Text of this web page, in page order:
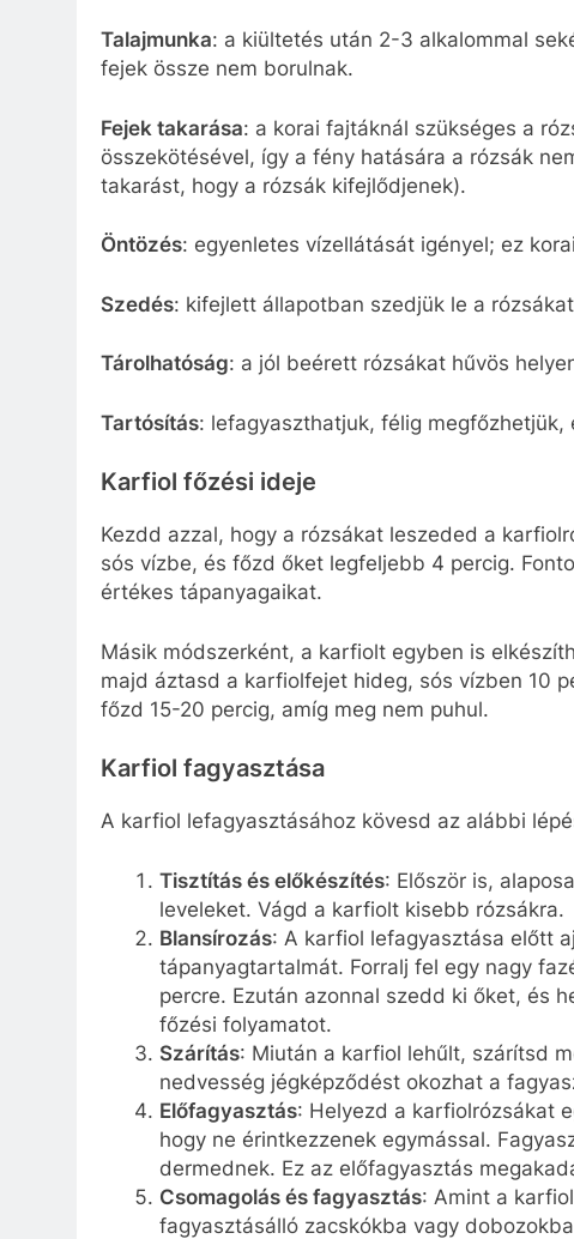
Talajmunka: a kiültetés után 2-3 alkalommal
fejek össze nem borulnak.
Fejek takarása: a korai fajtáknál szükséges a
összekötésével, így a fény hatására a rózsák
takarást, hogy a rózsák kifejlődjenek).
Öntözés: egyenletes vízellátását igényel; ez
Szedés: kifejlett állapotban szedjük le a
Tárolhatóság: a jól beérett rózsákat hűvös
Tartósítás: lefagyaszthatjuk, félig
Karfiol főzési ideje
Kezdd azzal, hogy a rózsákat leszeded a
sós vízbe, és főzd őket legfeljebb 4 percig.
értékes tápanyagaikat.
Másik módszerként, a karfiolt egyben is
majd áztasd a karfiolfejet hideg, sós vízben 10
főzd 15-20 percig, amíg meg nem puhul.
Karfiol fagyasztása
A karfiol lefagyasztásához kövesd az alábbi
Tisztítás és előkészítés: Először is,
leveleket. Vágd a karfiolt kisebb rózsákra.
Blansírozás: A karfiol lefagyasztása előtt
tápanyagtartalmát. Forralj fel egy nagy
percre. Ezután azonnal szedd ki őket, és
főzési folyamatot.
Szárítás: Miután a karfiol lehűlt, szárítsd
nedvesség jégképződést okozhat a
Előfagyasztás: Helyezd a karfiolrózsákat
hogy ne érintkezzenek egymással.
dermednek. Ez az előfagyasztás
Csomagolás és fagyasztás: Amint a
fagyasztásálló zacskókba vagy